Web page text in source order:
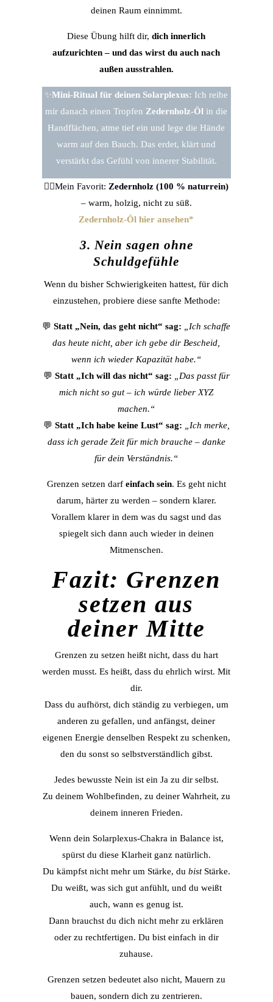
deinen Raum einnimmt.
Diese Übung hilft dir,dich innerlich
aufzurichten – und das wirst du auch nach
außen ausstrahlen.
✨Mini-Ritual für deinen Solarplexus: Ich reibe
mir danach einen Tropfen Zedernholz-Öl in die
Handflächen, atme tief ein und lege die Hände
warm auf den Bauch. Das erdet, klärt und
verstärkt das Gefühl von innerer Stabilität.
👉🏼Mein Favorit:Zedernholz (100 % naturrein)
– warm, holzig, nicht zu süß.
Zedernholz-Öl hier ansehen*
3. Nein sagen ohne
Schuldgefühle
Wenn du bisher Schwierigkeiten hattest, für dich
einzustehen, probiere diese sanfte Methode:
💬Statt „Nein, das geht nicht“ sag: „Ich schaffe
das heute nicht, aber ich gebe dir Bescheid,
wenn ich wieder Kapazität habe.“
💬 Statt „Ich will das nicht“ sag: „Das passt für
mich nicht so gut – ich würde lieber XYZ
machen.“
💬 Statt „Ich habe keine Lust“ sag: „Ich merke,
dass ich gerade Zeit für mich brauche – danke
für dein Verständnis.“
Grenzen setzen darf einfach sein. Es geht nicht
darum, härter zu werden – sondern klarer.
Vorallem klarer in dem was du sagst und das
spiegelt sich dann auch wieder in deinen
Mitmenschen.
Fazit: Grenzen
setzen aus
deiner Mitte
Grenzen zu setzen heißt nicht, dass du hart
werden musst. Es heißt, dass du ehrlich wirst. Mit
dir.
Dass du aufhörst, dich ständig zu verbiegen, um
anderen zu gefallen, und anfängst, deiner
eigenen Energie denselben Respekt zu schenken,
den du sonst so selbstverständlich gibst.
Jedes bewusste Nein ist ein Ja zu dir selbst.
Zu deinem Wohlbefinden, zu deiner Wahrheit, zu
deinem inneren Frieden.
Wenn dein Solarplexus-Chakra in Balance ist,
spürst du diese Klarheit ganz natürlich.
Du kämpfst nicht mehr um Stärke, du bistStärke.
Du weißt, was sich gut anfühlt, und du weißt
auch, wann es genug ist.
Dann brauchst du dich nicht mehr zu erklären
oder zu rechtfertigen. Du bist einfach in dir
zuhause.
Grenzen setzen bedeutet also nicht, Mauern zu
bauen, sondern dich zu zentrieren.